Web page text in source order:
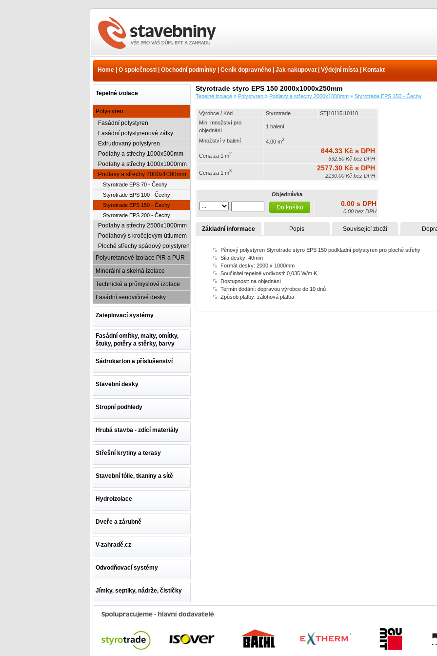
Polystyren - Podlavy a
Styrotrade EPS 150 -
Home| O společnosti| Obchodní podmínky| Ceník dopravného| Jak nakupovat| Výdejní místa | Kontakt
Tepelné izolace
Polystyren
Fasádní polystyren
Fasádní polystyrenové zátky
Extrudovaný polystyren
Podlahy a střechy 1000x500mm
Podlahy a střechy 1000x1000mm
Podlavy a střechy 2000x1000mm
Styrotrade EPS 70 - Čechy
Styrotrade EPS 100 - Čechy
Styrotrade EPS 150 - Čechy
Styrotrade EPS 200 - Čechy
Podlahy a střechy 2500x1000mm
Podlahový s kročejovým útlumem
Ploché střechy spádový polystyren
Polyuretanové izolace PIR a PUR
Minerální a skelná izolace
Technické a průmyslové izolace
Fasádní sendvičové desky
Zateplovací systémy
Fasádní omítky, malty, omítky,
štuky, potěry a stěrky, barvy
Sádrokarton a příslušenství
Stavební desky
Stropní podhledy
Hrubá stavba - zdící materiály
Střešní krytiny a terasy
Stavební fólie, tkaniny a sítě
Hydroizolace
Dveře a zárubně
V-zahradě.cz
Odvodňovací systémy
Jímky, septiky, nádrže, čističky
Styrotrade styro EPS 150 2000x1000x250mm
Tepelné izolace» Polystyren » Podlavy a střechy 2000x1000mm» Styrotrade EPS 150 - Čechy
Výrobce / Kód Styrotrade
ST|10115|10110
Min. množství pro
objednání
1 balení
Množství v balení 4.00 m2
Cena za 1 m2 644.33 Kč s DPH
532.50 Kč bez DPH
Cena za 1 m3 2577.30 Kč s DPH
2130.00 Kč bez DPH
Objednávka
0.00 s DPH
0.00 bez DPH
Základní informace Popis Související zboží
Pěnový polystyren Styrotrade styro EPS 150 podkladní polystyren pro ploché střehy
Síla desky: 40mm
Formát desky: 2000 x 1000mm
Součinitel tepelné vodivosti: 0,035 W/m.K
Dostupnost: na objednání
Termín dodání: dopravou výrobce do 10 dnů
Způsob platby: zálohová platba